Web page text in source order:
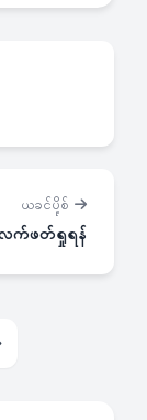
ယခင်ပို့စ်
က်ဖတ်ရှုရန်